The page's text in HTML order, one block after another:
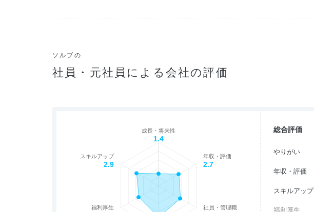
ソルブの
社員・元社員による会社の評価
成長・将来性
1.4
年収・評価
2.7
社員・管理職
福利厚生
スキルアップ
2.9
総合評価
やりがい
年収・評価
スキルアップ
福利厚生